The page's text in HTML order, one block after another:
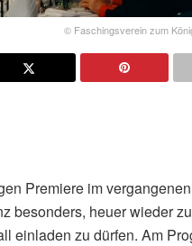
© Faschingsverein zum
Premiere im
besonders, heuer wieder
einladen zu dürfen. Am